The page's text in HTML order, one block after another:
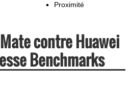
Proximité
contre Huawei
Benchmarks